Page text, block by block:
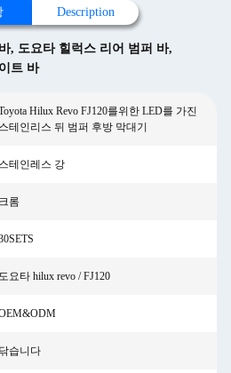
Description
, 도요타 힐럭스 리어 범퍼 바,
트 바
Hilux Revo FJ120를위한 LED를 가진
스테인리스 뒤 범퍼 후방 막대기
스테인레스 강
크롬
도요타 hilux revo / FJ120
닦습니다